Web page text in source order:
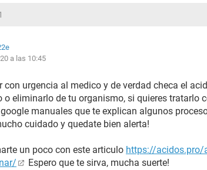
a las 10:45
con urgencia al medico y de verdad checa el
o eliminarlo de tu organismo, si quieres tratarlo
manuales que te explican algunos
cuidado y quedate bien alerta!
un poco con este articulo https://acidos.pro/
Espero que te sirva, mucha suerte!